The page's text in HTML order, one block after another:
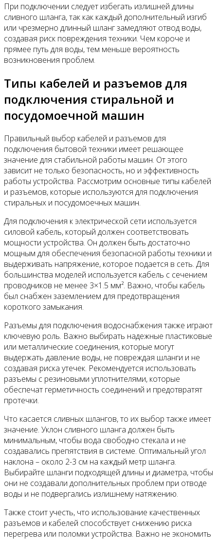
При подключении следует избегать излишней длины
сливного шланга, так как каждый дополнительный изгиб
или чрезмерно длинный шланг замедляют отвод воды,
создавая риск повреждения техники. Чем короче и
прямее путь для воды, тем меньше вероятность
возникновения проблем.
Типы кабелей и разъемов для
подключения стиральной и
посудомоечной машин
Правильный выбор кабелей и разъемов для
подключения бытовой техники имеет решающее
значение для стабильной работы машин. От этого
зависит не только безопасность, но и эффективность
работы устройства. Рассмотрим основные типы кабелей
и разъемов, которые используются для подключения
стиральных и посудомоечных машин.
Для подключения к электрической сети используется
силовой кабель, который должен соответствовать
мощности устройства. Он должен быть достаточно
мощным для обеспечения безопасной работы техники и
выдерживать напряжение, которое подается в сеть. Для
большинства моделей используется кабель с сечением
проводников не менее 3×1.5 мм². Важно, чтобы кабель
был снабжен заземлением для предотвращения
короткого замыкания.
Разъемы для подключения водоснабжения также играют
ключевую роль. Важно выбирать надежные пластиковые
или металлические соединения, которые могут
выдержать давление воды, не повреждая шланги и не
создавая риска утечек. Рекомендуется использовать
разъемы с резиновыми уплотнителями, которые
обеспечат герметичность соединений и предотвратят
протечки.
Что касается сливных шлангов, то их выбор также имеет
значение. Уклон сливного шланга должен быть
минимальным, чтобы вода свободно стекала и не
создавались препятствия в системе. Оптимальный угол
наклона – около 2-3 см на каждый метр шланга.
Выбирайте шланги подходящей длины и диаметра, чтобы
они не создавали дополнительных проблем при отводе
воды и не подвергались излишнему натяжению.
Также стоит учесть, что использование качественных
разъемов и кабелей способствует снижению риска
перегрева или поломки устройства. Важно не экономить